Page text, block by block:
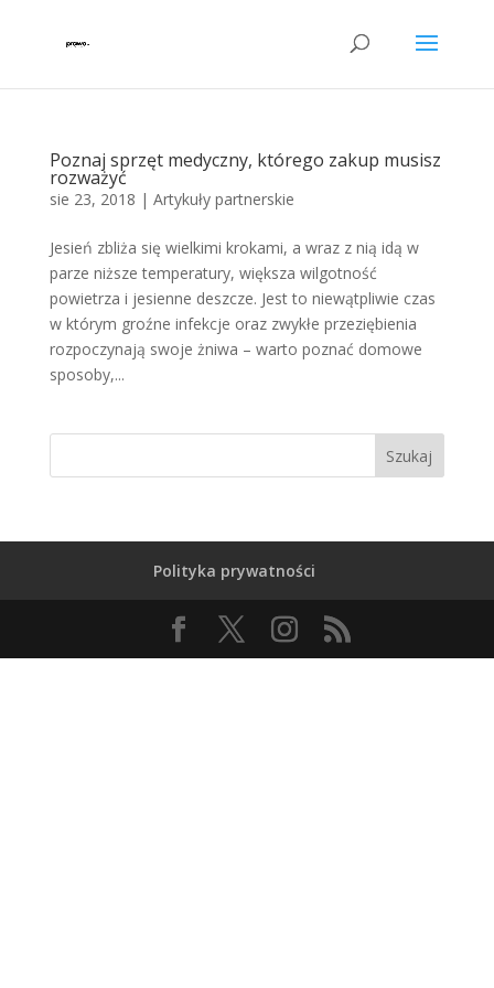
Poznaj sprzęt medyczny, którego zakup musisz
rozważyć
sie 23, 2018 | Artykuły partnerskie
Jesień zbliża się wielkimi krokami, a wraz z nią idą w
parze niższe temperatury, większa wilgotność
powietrza i jesienne deszcze. Jest to niewątpliwie czas
w którym groźne infekcje oraz zwykłe przeziębienia
rozpoczynają swoje żniwa – warto poznać domowe
sposoby,...
Szukaj
Polityka prywatności